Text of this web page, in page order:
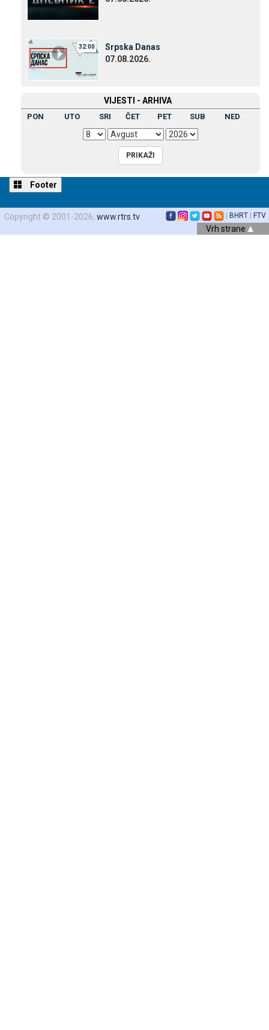
32:00
Srpska Danas
07.08.2026.
VIЈESTI - ARHIVA
PON UTO SRI ČET PET SUB NED
Footer
Copyright © 2001-2026, www.rtrs.tv BHRT FTV
Vrh strane